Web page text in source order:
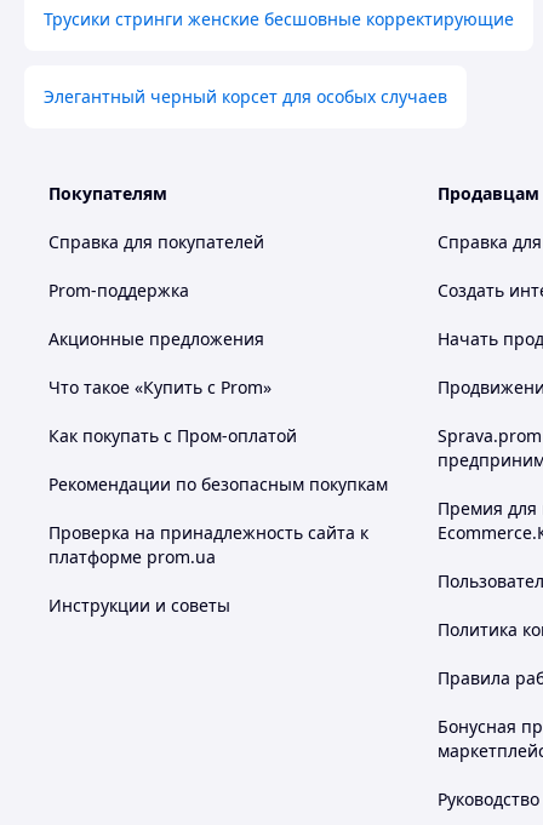
Трусики стринги женские бесшовные корректирующие
Элегантный черный корсет для особых случаев
Покупателям
Справка для покупателей
Prom-поддержка
Акционные предложения
Что такое «Купить с Prom»
Как покупать с Пром-оплатой
Рекомендации по безопасным покупкам
Проверка на принадлежность сайта к
платформе prom.ua
Инструкции и советы
Продавцам
Справка
Создать
Начать
Премия для
Политика
Правила
Бонусная